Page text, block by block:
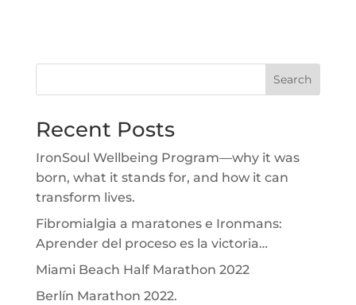
Search
Recent Posts
IronSoul Wellbeing Program—why it was
born, what it stands for, and how it can
transform lives.
Fibromialgia a maratones e Ironmans:
Aprender del proceso es la victoria…
Miami Beach Half Marathon 2022
Berlín Marathon 2022.